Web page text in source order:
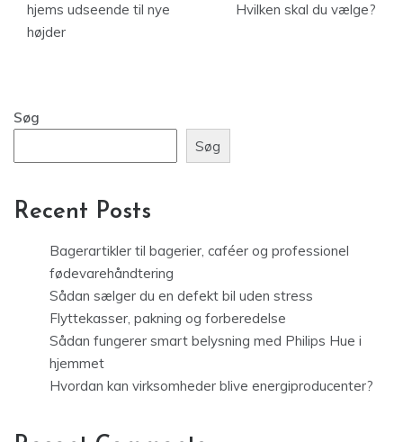
hjems udseende til nye
højder
Hvilken skal du vælge?
Søg
Søg
Recent Posts
Bagerartikler til bagerier, caféer og professionel
fødevarehåndtering
Sådan sælger du en defekt bil uden stress
Flyttekasser, pakning og forberedelse
Sådan fungerer smart belysning med Philips Hue i
hjemmet
Hvordan kan virksomheder blive energiproducenter?